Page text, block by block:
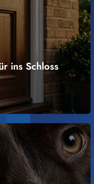
ins Schloss